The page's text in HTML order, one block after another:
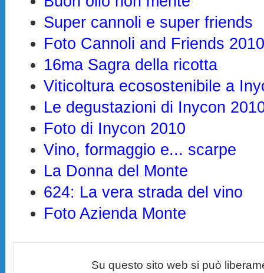
Super cannoli e super friends
Foto Cannoli and Friends
16ma Sagra della ricotta
Viticoltura ecosostenibile a
Le degustazioni di Inycon
Foto di Inycon 2010
Vino, formaggio e... scarpe
La Donna del Monte
624: La vera strada del vino
Foto Azienda Monte
Su questo sito web si può